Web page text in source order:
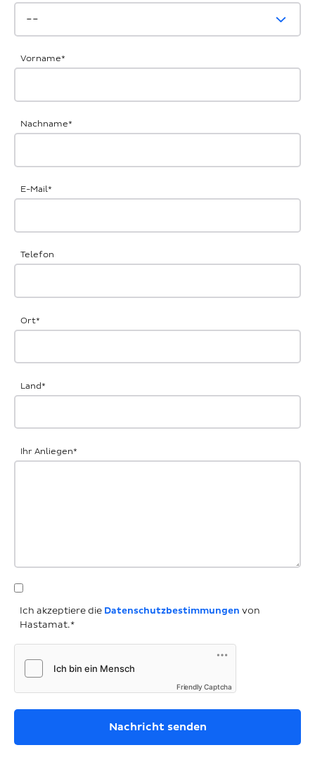
Vorname*
Nachname*
E-Mail*
Telefon
Ort*
Land*
Ihr Anliegen*
Ich akzeptiere die Datenschutzbestimmungen von
Hastamat.*
Friendly Captcha